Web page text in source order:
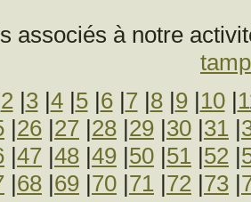
associés à notre
2|3|4|5|6|7|8|9|10|
|26 |27 |28 |29 |30 |31 |
|47 |48 |49 |50 |51 |52 |
|68 |69 |70 |71 |72 |73 |